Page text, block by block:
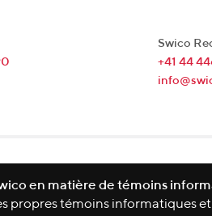
Swico
+41 44
en matière de témoins
propres témoins informatiques